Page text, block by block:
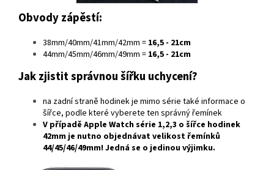
Obvody zápěstí:
38mm/40mm/41mm/42mm = 16,5 - 21cm
44mm/45mm/46mm/49mm = 16,5 - 21cm
Jak zjistit správnou šířku uchycení?
na zadní straně hodinek je mimo série také informace o
šířce, podle které vyberete ten správný řemínek
V případě Apple Watch série 1,2,3 o šířce hodinek
42mm je nutno objednávat velikost řemínků
44/45/46/49mm! Jedná se o jedinou výjimku.